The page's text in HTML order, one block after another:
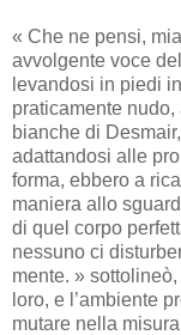
« Che ne pensi,
avvolgente voce
levandosi in piedi
praticamente
bianche di
adattandosi alle
forma, ebbero a
maniera allo
di quel corpo
nessuno ci
mente. »
loro, e l’ambiente
mutare nella